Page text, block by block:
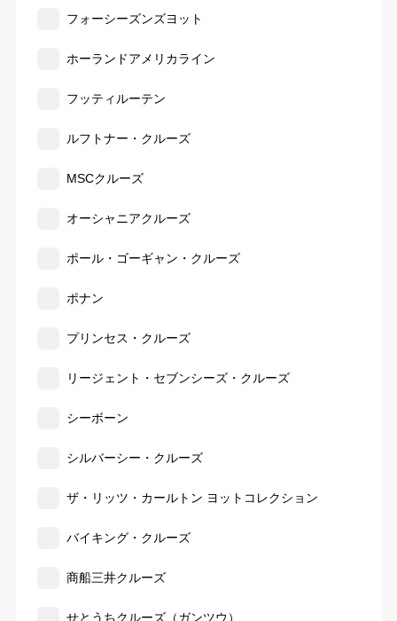
フォーシーズンズヨット
ホーランドアメリカライン
フッティルーテン
ルフトナー・クルーズ
MSCクルーズ
オーシャニアクルーズ
ポール・ゴーギャン・クルーズ
ポナン
プリンセス・クルーズ
リージェント・セブンシーズ・クルーズ
シーボーン
シルバーシー・クルーズ
ザ・リッツ・カールトン ヨットコレクション
バイキング・クルーズ
商船三井クルーズ
せとうちクルーズ（ガンツウ）